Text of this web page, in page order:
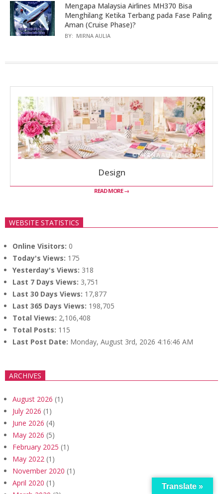
Mengapa Malaysia Airlines MH370 Bisa
Menghilang Ketika Terbang pada Fase Paling
Aman (Cruise Phase)?
BY: MIRNA AULIA
Design
READ MORE →
WEBSITE STATISTICS
Online Visitors: 0
Today's Views: 175
Yesterday's Views: 318
Last 7 Days Views: 3,751
Last 30 Days Views: 17,877
Last 365 Days Views: 198,705
Total Views: 2,106,408
Total Posts: 115
Last Post Date: Monday, August 3rd, 2026 4:16:46 AM
ARCHIVES
August 2026 (1)
July 2026 (1)
June 2026 (4)
May 2026 (5)
February 2025 (1)
May 2022 (1)
November 2020 (1)
April 2020 (1)
Translate »